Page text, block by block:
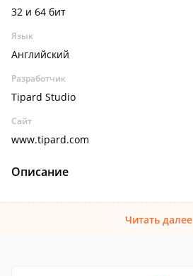
32 и 64 бит
Язык
Английский
Разработчик
Tipard Studio
Сайт
www.tipard.com
Описание
Читать далее